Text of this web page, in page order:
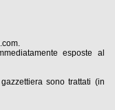
esposte al
sono trattati (in